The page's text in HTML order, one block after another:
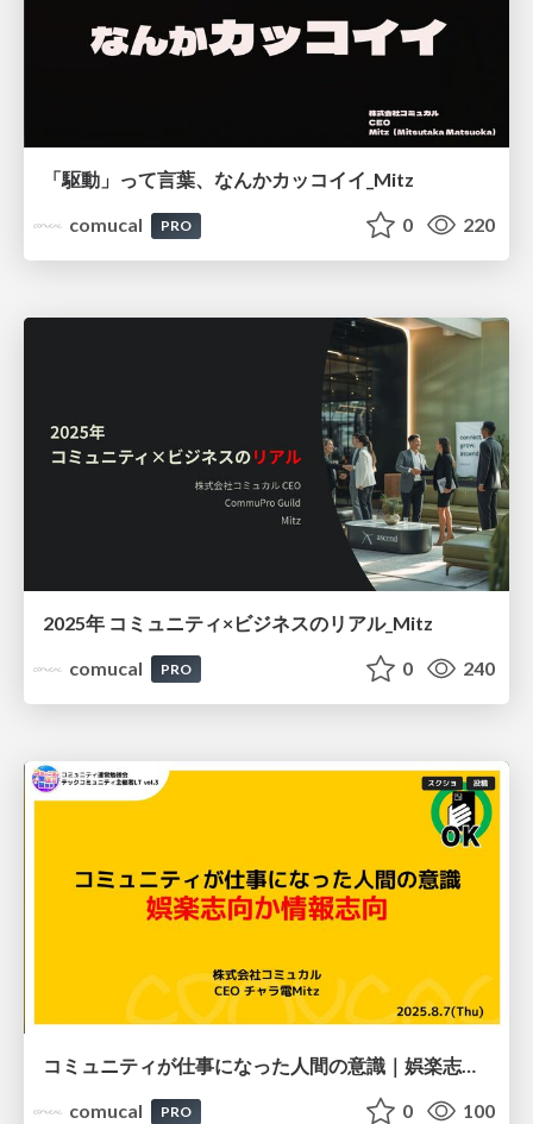
「駆動」って言葉、なんかカッコイイ_Mitz
comucal
PRO 0 220
2025年 コミュニティ×ビジネスのリアル_Mitz
comucal
PRO 0 240
コミュニティが仕事になった人間の意識｜娯楽志向か情報志向か
comucal
PRO 0 100